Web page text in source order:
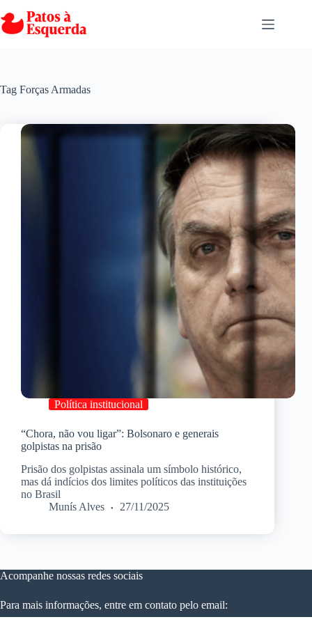
para
o
Tag Forças Armadas
Política institucional
“Chora, não vou ligar”: Bolsonaro e generais
golpistas na prisão
Prisão dos golpistas assinala um símbolo histórico,
mas dá indícios dos limites políticos das instituições
no Brasil
Munís Alves
27/11/2025
Acompanhe nossas redes sociais
Para mais informações, entre em contato pelo email: